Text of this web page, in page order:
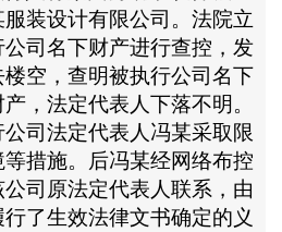
装设计有限公司。法院立
司名下财产进行查控，发
空，查明被执行公司名下
，法定代表人下落不明。
司法定代表人冯某采取限
措施。后冯某经网络布控
司原法定代表人联系，由
了生效法律文书确定的义